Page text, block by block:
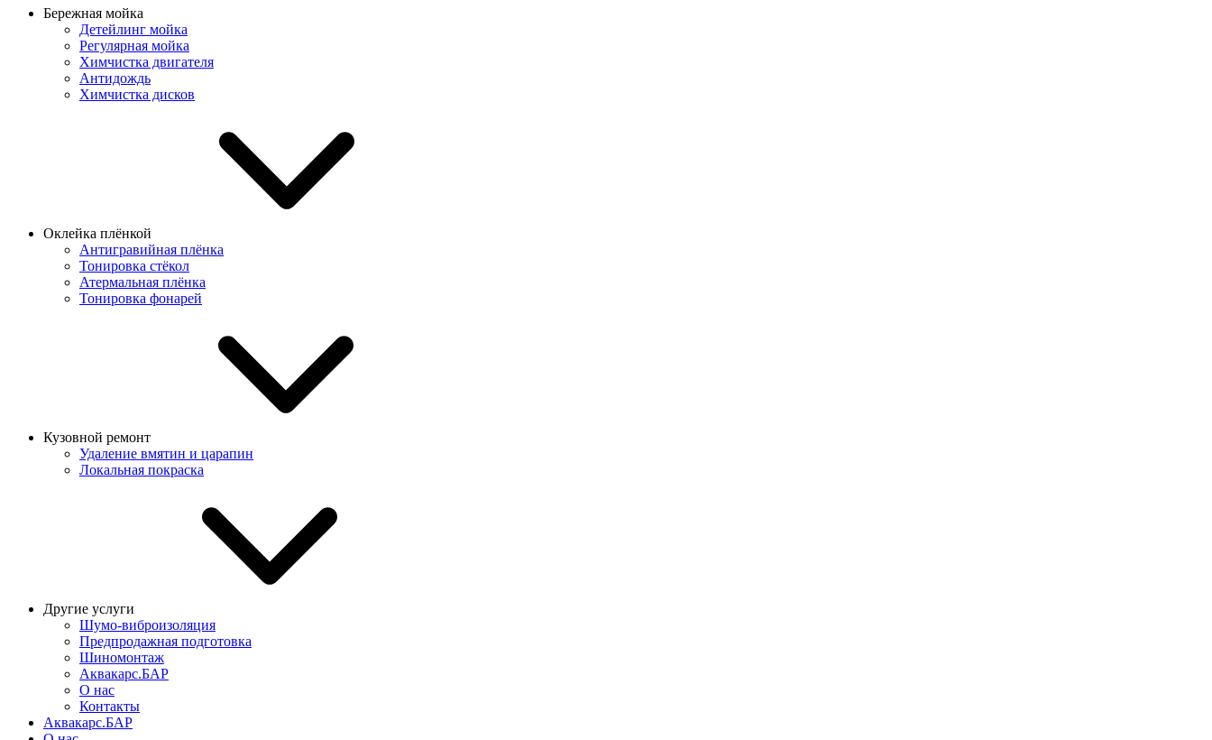
Бережная мойка
Детейлинг мойка
Регулярная мойка
Химчистка двигателя
Антидождь
Химчистка дисков
Оклейка плёнкой
Антигравийная плёнка
Тонировка стёкол
Атермальная плёнка
Тонировка фонарей
Кузовной ремонт
Удаление вмятин и царапин
Локальная покраска
Другие услуги
Шумо-виброизоляция
Предпродажная подготовка
Шиномонтаж
Аквакарс.БАР
О нас
Контакты
Аквакарс.БАР